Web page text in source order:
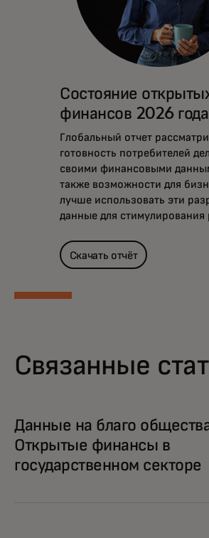
Состояние
финансов 2026 года
Глобальный отчет
готовность потребителей
своими финансовыми
также возможности для
лучше использовать эти
данные для стимулирования
Скачать отчёт
Связанные
Данные на благо
Открытые финансы в
государственном секторе